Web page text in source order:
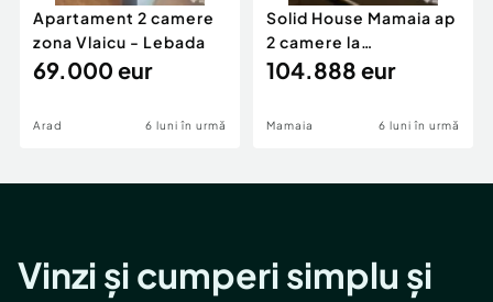
Apartament 2 camere
zona Vlaicu - Lebada
69.000 eur
Arad 6 luni în urmă
Solid House Mamaia ap
2 camere la
cheie,langa Mega
104.888 eur
Mamaia 6 luni în urmă
Vinzi și cumperi simplu și